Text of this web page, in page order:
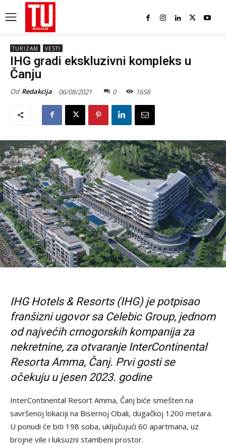
TURIZAM VESTI
IHG gradi ekskluzivni kompleks u
Čanju
Od Redakcija 06/08/2021 0 1658
IHG Hotels & Resorts (IHG) je potpisao
franšizni ugovor sa Celebic Group, jednom
od najvećih crnogorskih kompanija za
nekretnine, za otvaranje InterContinental
Resorta Amma, Čanj. Prvi gosti se
očekuju u jesen 2023. godine
InterContinental Resort Amma, Čanj biće smešten na
savršenoj lokaciji na Bisernoj Obali, dugačkoj 1200 metara.
U ponudi će biti 198 soba, uključujući 60 apartmana, uz
brojne vile i luksuzni stambeni prostor.